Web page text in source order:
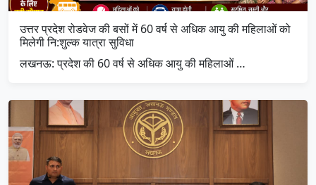
उत्तर प्रदेश रोडवेज की बसों में 60 वर्ष से अधिक आयु की महिलाओं को
मिलेगी नि:शुल्क यात्रा सुविधा
लखनऊ: प्रदेश की 60 वर्ष से अधिक आयु की महिलाओं …